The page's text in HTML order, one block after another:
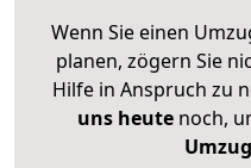
Wenn Sie einen
planen, zögern Sie
Hilfe in Anspruch zu
uns heutenoch,
Umzug